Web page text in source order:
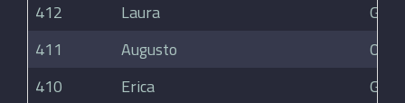
412
Laura
411
Augusto
410
Erica
Giors